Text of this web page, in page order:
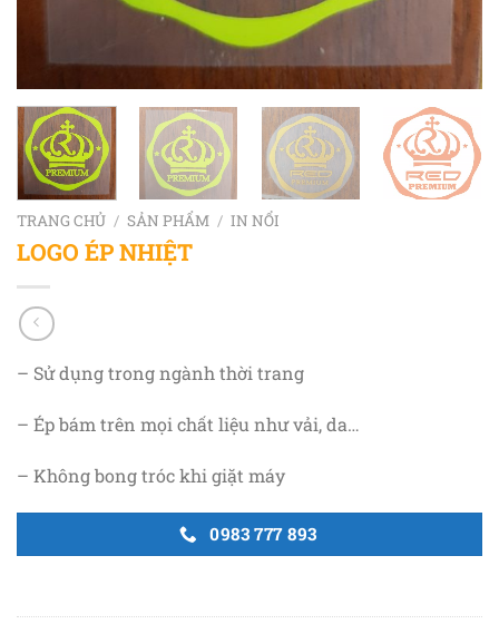
TRANG CHỦ / SẢN PHẨM / IN NỔI
LOGO ÉP NHIỆT
– Sử dụng trong ngành thời trang
– Ép bám trên mọi chất liệu như vải, da…
– Không bong tróc khi giặt máy
0983 777 893